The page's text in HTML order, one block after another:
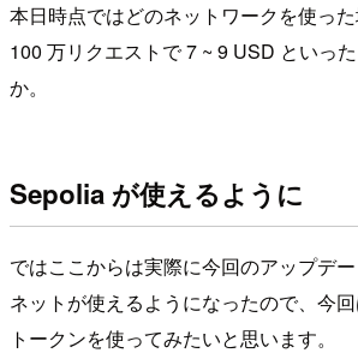
本日時点ではどのネットワークを使っ
100 万リクエストで 7 ~ 9 USD といっ
か。
Sepolia が使えるように
ではここからは実際に今回のアップデ
ネットが使えるようになったので、今
トークンを使ってみたいと思います。